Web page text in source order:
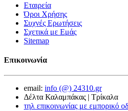
Εταιρεία
Όροι Χρήσης
Συχνές Ερωτήσεις
Σχετικά με Εμάς
Sitemap
Επικοινωνία
email: info (@) 24310.gr
Δέλτα Καλαμπάκας | Τρίκαλα
τηλ επικοινωνίας με εμπορικό